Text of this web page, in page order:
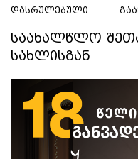
დასრულებული
საახალწლო
სახლისგან